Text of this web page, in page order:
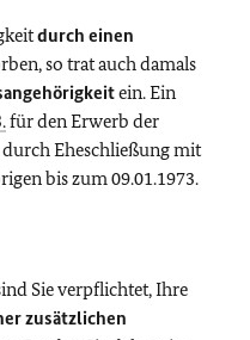
durch einen
so trat auch damals
ein. Ein
für den Erwerb der
Eheschließung mit
bis zum 09.01.1973.
Sie verpflichtet, Ihre
zusätzlichen